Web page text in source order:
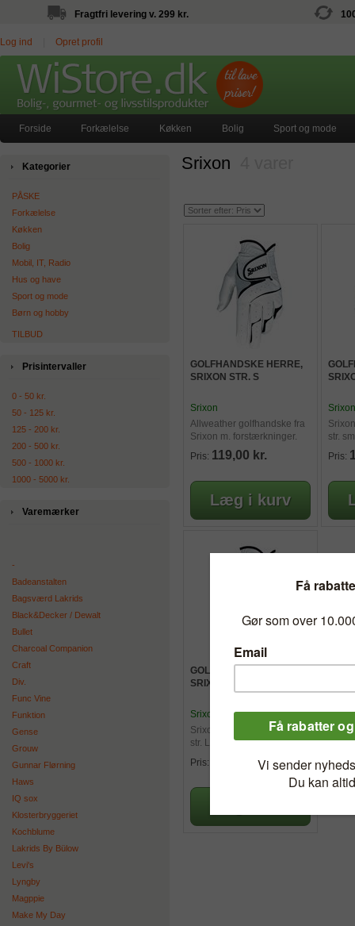
Fragtfri levering v. 299 kr.
Log ind Opret profil
Forside Forkælelse Køkken Bolig Sport og mode
Kategorier
PÅSKE
Forkælelse
Køkken
Bolig
Mobil, IT, Radio
Hus og have
Sport og mode
Børn og hobby
TILBUD
Prisintervaller
0 - 50 kr.
50 - 125 kr.
125 - 200 kr.
200 - 500 kr.
500 - 1000 kr.
1000 - 5000 kr.
Varemærker
-
Badeanstalten
Bagsværd Lakrids
Black&Decker / Dewalt
Bullet
Charcoal Companion
Craft
Div.
Func Vine
Funktion
Gense
Grouw
Gunnar Flørning
Haws
IQ sox
Klosterbryggeriet
Kochblume
Lakrids By Bülow
Levi's
Lyngby
Magppie
Make My Day
Srixon
GOLFHANDSKE HERRE,
SRIXON STR. S
Srixon
Allweather golfhandske fra
Srixon m. forstærkninger.
Pris: 119,00 kr.
Srixon
str.
Pris:
GOLFHANDSKE DAME,
SRIXON STR. L
Srixon
Srixon dame golfhandske
str. Large
Pris:
119,00 kr.